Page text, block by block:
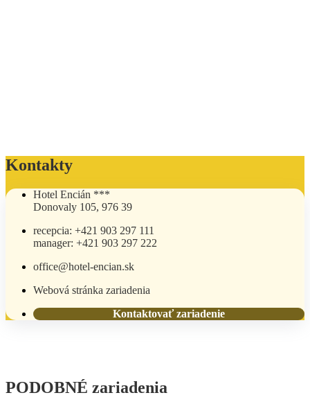
Kontakty
Hotel Encián ***
Donovaly 105, 976 39
recepcia: +421 903 297 111
manager: +421 903 297 222
office@hotel-encian.sk
Webová stránka zariadenia
Kontaktovať zariadenie
PODOBNÉ zariadenia